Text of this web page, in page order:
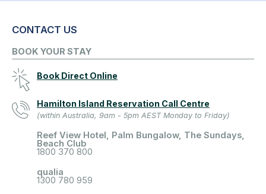
CONTACT US
BOOK YOUR STAY
Book Direct Online
Hamilton Island Reservation Call Centre
(within Australia, 9am - 5pm AEST Monday to Friday)
Reef View Hotel, Palm Bungalow, The Sundays,
Beach Club
1800 370 800
qualia
1300 780 959